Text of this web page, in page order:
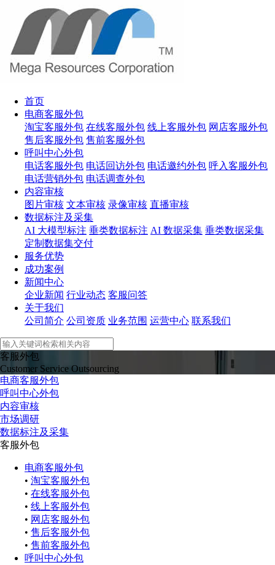
首页
电商客服外包
淘宝客服外包 在线客服外包 线上客服外包 网店客服外包
售后客服外包 售前客服外包
呼叫中心外包
电话客服外包 电话回访外包 电话邀约外包 呼入客服外包
电话营销外包 电话调查外包
内容审核
图片审核 文本审核 录像审核 直播审核
数据标注及采集
AI 大模型标注 垂类数据标注 AI 数据采集 垂类数据采集
定制数据集交付
服务优势
成功案例
新闻中心
企业新闻 行业动态 客服问答
关于我们
公司简介 公司资质 业务范围 运营中心 联系我们
客服外包
Customer Service Outsourcing
电商客服外包
呼叫中心外包
内容审核
市场调研
数据标注及采集
客服外包
电商客服外包
• 淘宝客服外包
• 在线客服外包
• 线上客服外包
• 网店客服外包
• 售后客服外包
• 售前客服外包
呼叫中心外包